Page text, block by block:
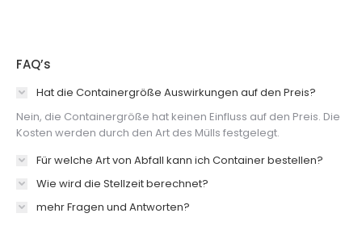
FAQ’s
Hat die Containergröße Auswirkungen auf den Preis?
Nein, die Containergröße hat keinen Einfluss auf den Preis. Die
Kosten werden durch den Art des Mülls festgelegt.
Für welche Art von Abfall kann ich Container bestellen?
Wie wird die Stellzeit berechnet?
mehr Fragen und Antworten?